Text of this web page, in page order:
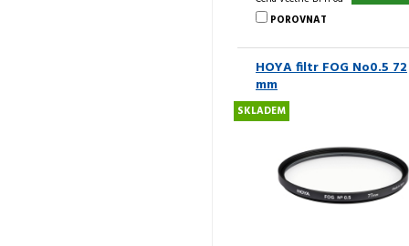
POROVNAT
HOYA filtr FOG No0.5 72
mm
SKLADEM